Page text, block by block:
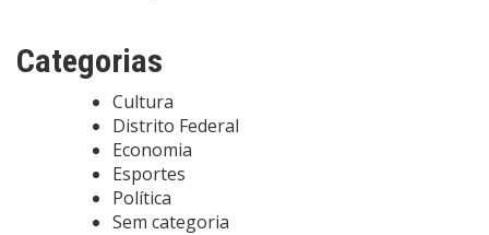
Categorias
Cultura
Distrito Federal
Economia
Esportes
Política
Sem categoria